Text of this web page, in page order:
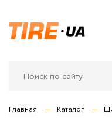
Главная Каталог